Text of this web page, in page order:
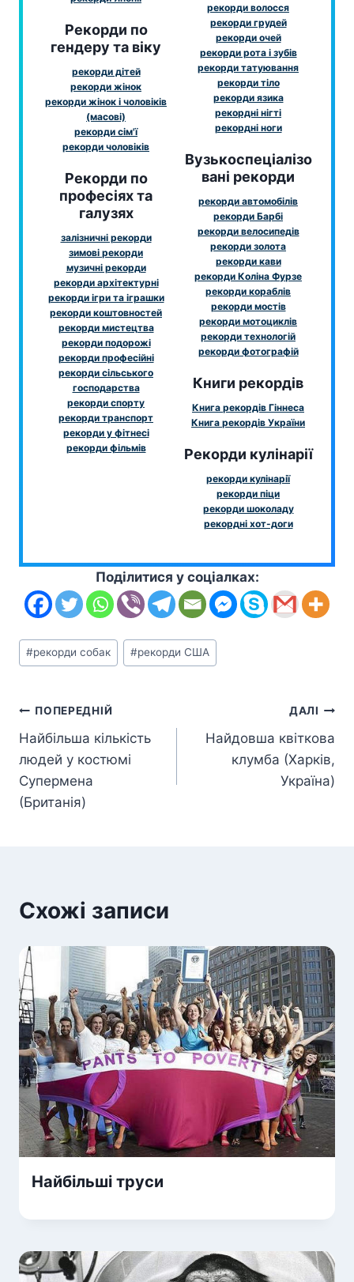
Рекорди по
гендеру та віку
рекорди дітей
рекорди жінок
рекорди жінок і чоловіків
(масові)
рекорди сім'ї
рекорди чоловіків
Рекорди по
професіях та
галузях
залізничні рекорди
зимові рекорди
музичні рекорди
рекорди архітектурні
рекорди ігри та іграшки
рекорди коштовностей
рекорди мистецтва
рекорди подорожі
рекорди професійні
рекорди сільського
господарства
рекорди спорту
рекорди транспорт
рекорди у фітнесі
рекорди фільмів
рекорди волосся
рекорди грудей
рекорди очей
рекорди рота і зубів
рекорди татуювання
рекорди тіло
рекорди язика
рекордні нігті
рекордні ноги
Вузькоспеціалізо
вані рекорди
рекорди автомобілів
рекорди Барбі
рекорди велосипедів
рекорди золота
рекорди кави
рекорди Коліна Фурзе
рекорди кораблів
рекорди мостів
рекорди мотоциклів
рекорди технологій
рекорди фотографій
Книги рекордів
Книга рекордів Гіннеса
Книга рекордів України
Рекорди кулінарії
рекорди кулінарії
рекорди піци
рекорди шоколаду
рекордні хот-доги
Поділитися у соціалках:
Позначки
запису:
#рекорди собак #рекорди США
Навігація
записів
ПОПЕРЕДНІЙ
Найбільша кількість
людей у костюмі
Супермена
(Британія)
ДАЛІ
Найдовша квіткова
клумба (Харків,
Україна)
Схожі записи
Найбільші труси